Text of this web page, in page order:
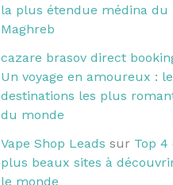
la plus étendue médina du
Maghreb
cazare brasov direct
Un voyage en amoureux :
destinations les plus
du monde
Vape Shop Leads sur Top 4
plus beaux sites à
le monde